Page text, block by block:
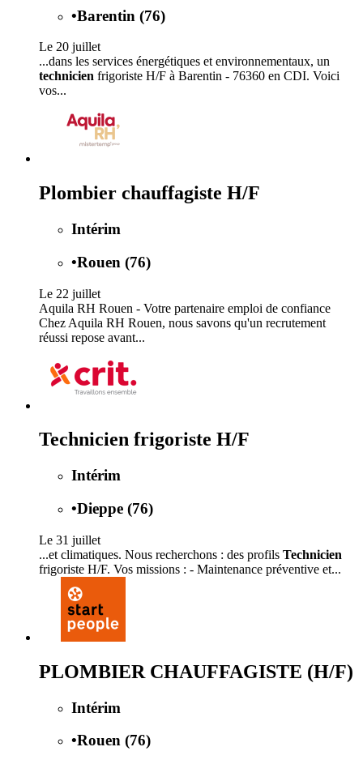
•Barentin (76)
Le 20 juillet
...dans les services énergétiques et environnementaux, un
technicien frigoriste H/F à Barentin - 76360 en CDI. Voici
vos...
Plombier chauffagiste H/F
Intérim
•Rouen (76)
Le 22 juillet
Aquila RH Rouen - Votre partenaire emploi de confiance
Chez Aquila RH Rouen, nous savons qu'un recrutement
réussi repose avant...
Technicien frigoriste H/F
Intérim
•Dieppe (76)
Le 31 juillet
...et climatiques. Nous recherchons : des profils Technicien
frigoriste H/F. Vos missions : - Maintenance préventive et...
PLOMBIER CHAUFFAGISTE (H/F)
Intérim
•Rouen (76)